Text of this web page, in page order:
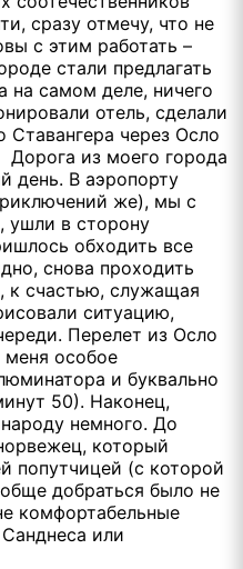
сразу отмечу, что не
с этим работать –
стали предлагать
на самом деле, ничего
отель, сделали
Ставангера через Осло
из моего города
день. В аэропорту
же), мы с
ушли в сторону
обходить все
снова проходить
счастью, служащая
ситуацию,
Перелет из Осло
меня особое
и буквально
50). Наконец,
немного. До
который
попутчицей (с которой
добраться было не
комфортабельные
или